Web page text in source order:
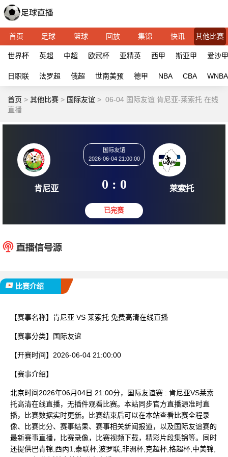
首页 足球 篮球 回放 集锦 快讯 其他比赛
世界杯 英超 中超 欧冠杯 亚精英 西甲 斯亚甲 爱沙甲
日职联 法罗超 俄超 世南美预 德甲 NBA CBA WNBA
首页 > 其他比赛 > 国际友谊 > 06-04 国际友谊 肯尼亚-莱索托 在线
直播
国际友谊
2026-06-04 21:00:00
0 : 0
比赛介绍
【赛事名称】 肯尼亚 VS 莱索托 免费高清在线直播
【赛事分类】 国际友谊
【开赛时间】 2026-06-04 21:00:00
【赛事介绍】
北京时间2026年06月04日 21:00分，国际友谊赛 : 肯尼亚VS莱索
托高清在线直播，无插件观看比赛。本站同步官方直播源准时直
播，比赛数据实时更新。比赛结束后可以在本站查看比赛全程录
像、比赛比分、赛事结果、赛事相关新闻报道，以及国际友谊赛的
最新赛事直播，比赛录像，比赛视频下载，精彩片段集锦等。同时
还提供巴青锦,西丙1,泰联杯,波罗联,非洲杯,克超杯,格超杯,中美锦,